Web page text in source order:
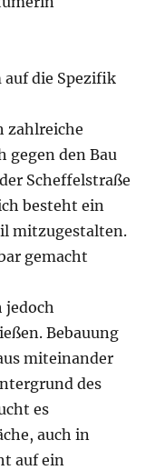
auf die Spezifik
zahlreiche
gegen den Bau
Scheffelstraße
besteht ein
mitzugestalten.
gemacht
Bebauung
miteinander
des
es
auch in
auf ein